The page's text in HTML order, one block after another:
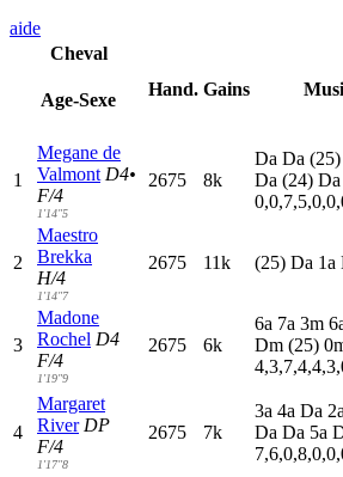
aide
Cheval
Age-Sexe
Hand. Gains
1
Megane de
Valmont D4•
F/4
1'14"5
2675 8k
Da Da (25)
Da (24) Da
2
Maestro
Brekka
H/4
1'14"7
2675 11k (25) Da 1a
3
Madone
Rochel D4
F/4
1'19"9
2675 6k
6a 7a 3m 6
Dm (25) 0
4
Margaret
River DP
F/4
1'17"8
2675 7k
3a 4a Da 2a
Da Da 5a